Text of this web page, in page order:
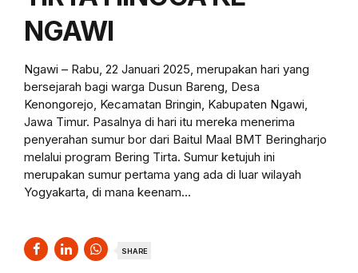
NGAWI
Ngawi – Rabu, 22 Januari 2025, merupakan hari yang
bersejarah bagi warga Dusun Bareng, Desa
Kenongorejo, Kecamatan Bringin, Kabupaten Ngawi,
Jawa Timur. Pasalnya di hari itu mereka menerima
penyerahan sumur bor dari Baitul Maal BMT Beringharjo
melalui program Bering Tirta. Sumur ketujuh ini
merupakan sumur pertama yang ada di luar wilayah
Yogyakarta, di mana keenam...
SHARE